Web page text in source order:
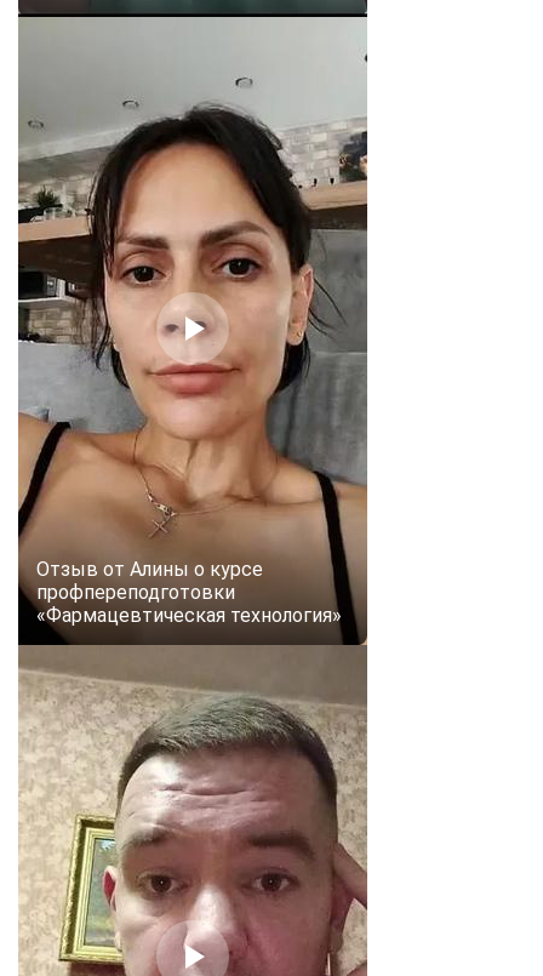
Отзыв от Алины о курсе
профпереподготовки
«Фармацевтическая технология»